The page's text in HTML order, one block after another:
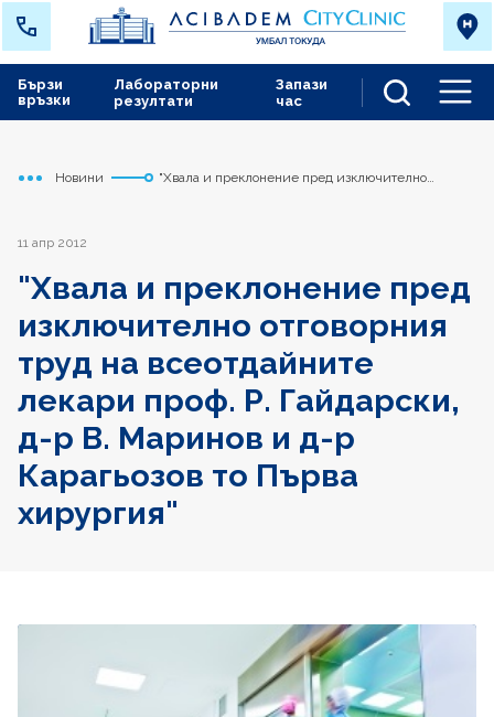
Лабораторни
резултати
Запази
час
Бързи
връзки
Начало
Токуда
Новини
"Хвала и преклонение пред изключително
11 апр 2012
"Хвала и преклонение пред
изключително отговорния
труд на всеотдайните
лекари проф. Р. Гайдарски,
д-р В. Маринов и д-р
Карагьозов то Първа
хирургия"